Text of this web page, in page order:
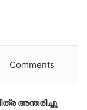
Comments
അന്തരിച്ചു